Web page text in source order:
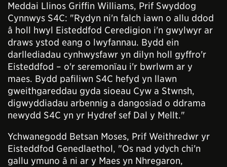
Meddai Llinos Griffin Williams, Prif Swyddog
Cynnwys S4C: "Rydyn ni'n falch iawn o allu ddod
â holl hwyl Eisteddfod Ceredigion i'n gwylwyr ar
draws ystod eang o lwyfannau. Bydd ein
darllediadau cynhwysfawr yn dilyn holl gyffro'r
Eisteddfod – o'r seremonïau i'r bwrlwm ar y
maes. Bydd pafiliwn S4C hefyd yn llawn
gweithgareddau gyda sioeau Cyw a Stwnsh,
digwyddiadau arbennig a dangosiad o ddrama
newydd S4C yn yr Hydref sef Dal y Mellt."
Ychwanegodd Betsan Moses, Prif Weithredwr yr
Eisteddfod Genedlaethol, "Os nad ydych chi'n
gallu ymuno â ni ar y Maes yn Nhregaron,